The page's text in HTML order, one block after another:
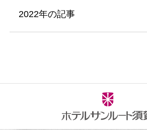
2022年の記事